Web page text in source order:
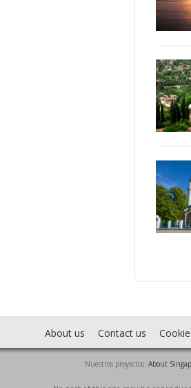
About us Contact us
Nuestros proyectos: About